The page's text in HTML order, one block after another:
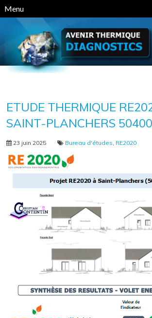
Menu
ETUDE THERMIQUE
SAINT-PLANCHERS 50400
23 juin 2025 Bureau d'études RE2020
Panneau de gestion des cookies